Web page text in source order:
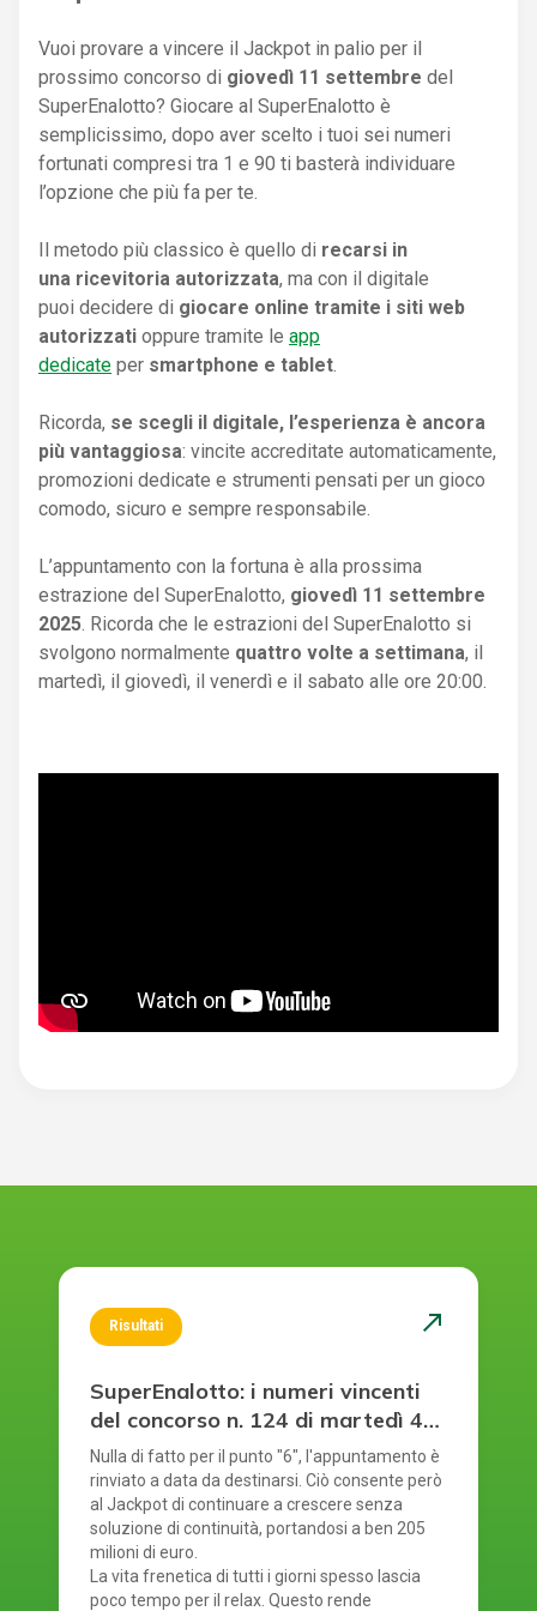
Vuoi provare a vincere il Jackpot in palio per il
prossimo concorso di giovedì 11 settembre del
SuperEnalotto? Giocare al SuperEnalotto è
semplicissimo, dopo aver scelto i tuoi sei numeri
fortunati compresi tra 1 e 90 ti basterà individuare
l’opzione che più fa per te.
Il metodo più classico è quello di recarsi in
una ricevitoria autorizzata, ma con il digitale
puoi decidere di giocare online tramite i siti web
autorizzati oppure tramite le app
dedicate per smartphone e tablet
Ricorda, se scegli il digitale, l’esperienza è ancora
più vantaggiosa: vincite accreditate automaticamente,
promozioni dedicate e strumenti pensati per un gioco
comodo, sicuro e sempre responsabile.
L’appuntamento con la fortuna è alla prossima
estrazione del SuperEnalotto, giovedì 11 settembre
2025 . Ricorda che le estrazioni del SuperEnalotto si
svolgono normalmente quattro volte a settimana, il
martedì, il giovedì, il venerdì e il sabato alle ore 20:00.
Risultati north_east
SuperEnalotto: i numeri vincenti
del concorso n. 124 di martedì 4
agosto 2026
Nulla di fatto per il punto "6", l'appuntamento è
rinviato a data da destinarsi. Ciò consente però
al Jackpot di continuare a crescere senza
soluzione di continuità, portandosi a ben 205
milioni di euro.
La vita frenetica di tutti i giorni spesso lascia
poco tempo per il relax. Questo rende